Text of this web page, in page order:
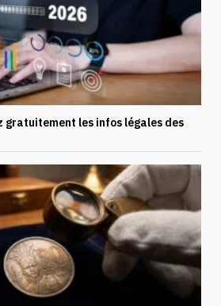
gratuitement les infos légales des